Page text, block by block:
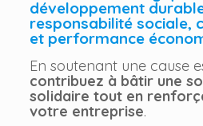
développement
responsabilité sociale,
et performance
En soutenant une cause
contribuez à bâtir une
solidaire tout en
votre entreprise.